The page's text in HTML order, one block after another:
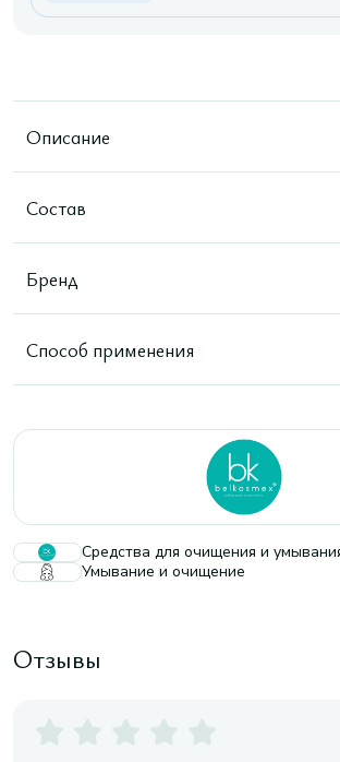
Описание
Состав
Бренд
Способ применения
Средства для очищения и
Умывание и очищение
Отзывы